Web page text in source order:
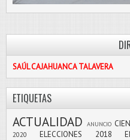
SAÚL CAJAHUANCA TALAVERA
ETIQUETAS
ACTUALIDAD ANUNCIO
2020
ELECCIONES 2018